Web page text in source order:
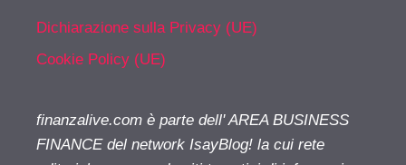
Dichiarazione sulla Privacy (UE)
Cookie Policy (UE)
finanzalive.com è parte dell' AREA BUSINESS
FINANCE del network IsayBlog! la cui rete